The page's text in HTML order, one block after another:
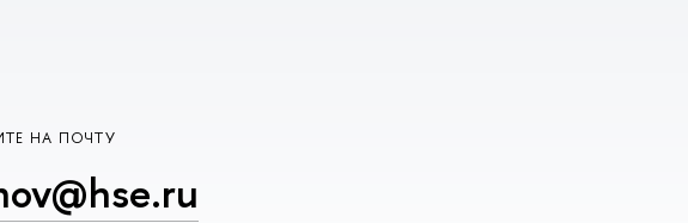
НА ПОЧТУ